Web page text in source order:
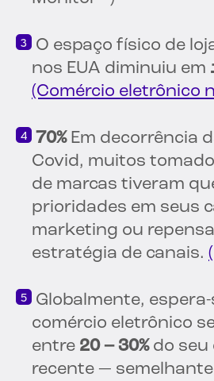
O espaço físico de
nos EUA diminuiu em
(Comércio eletrônico
70%Em decorrência
Covid, muitos
de marcas tiveram
prioridades em seus
marketing ou
estratégia de canais.
Globalmente,
comércio eletrônico
entre 20 – 30%do seu
recente —